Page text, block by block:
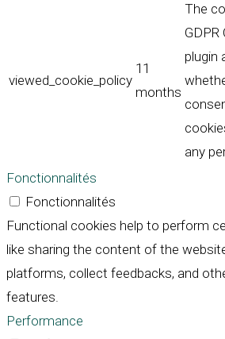
viewed_cookie_policy
11
months
The
plugin
any
Fonctionnalités
Fonctionnalités
Functional cookies help to perform
like sharing the content of the
platforms, collect feedbacks, and
features.
Performance